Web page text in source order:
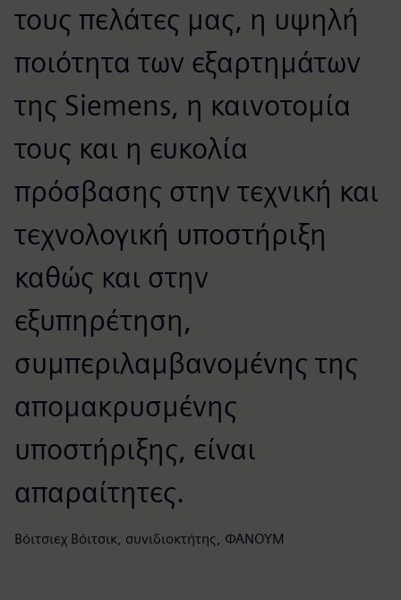
τους πελάτες μας, η υψηλή
ποιότητα των εξαρτημάτων
της Siemens, η καινοτομία
τους και η ευκολία
πρόσβασης στην τεχνική και
τεχνολογική υποστήριξη
καθώς και στην
εξυπηρέτηση,
συμπεριλαμβανομένης της
απομακρυσμένης
υποστήριξης, είναι
απαραίτητες.
Βόιτσιεχ Βόιτσικ, συνιδιοκτήτης, ΦΑΝΟΥΜ